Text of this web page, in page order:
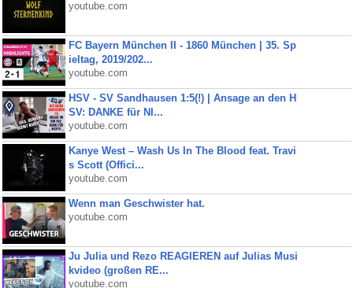
youtube.com
FC Bayern München II - 1860 München | 35. Sp
ieltag, 2019/202...
youtube.com
HSV - SV Sandhausen 1:5(!) | Ansage an den H
SV: DANKE für NI...
youtube.com
Kanye West – Wash Us In The Blood feat. Travi
s Scott (Offici...
youtube.com
Wenn man Geschwister hat.
youtube.com
Ju Julia und Rezo REAGIEREN auf Julias Musi
kvideo (großen RE...
youtube.com